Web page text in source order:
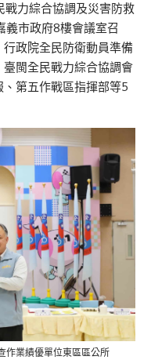
戰力綜合協調及災害防救
義市政府8樓會議室召
行政院全民防衛動員準備
閩全民戰力綜合協調會
第五作戰區指揮部等5
作業績優單位東區區公所